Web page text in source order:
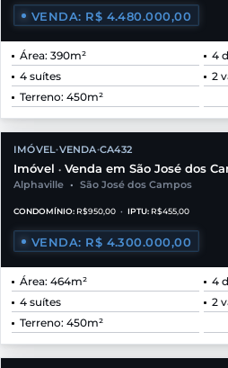
VENDA: R$ 4.480.000,00
Área: 390m²
4
4 suítes
2
Terreno: 450m²
IMÓVEL•VENDA•CA432
Imóvel • Venda em São José dos
Alphaville • São José dos Campos
CONDOMÍNIO: R$950,00 • IPTU: R$455,00
VENDA: R$ 4.300.000,00
Área: 464m²
4
4 suítes
2
Terreno: 450m²